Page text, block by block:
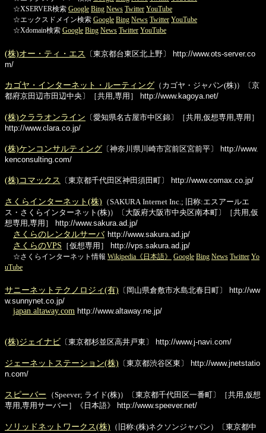
☆XSERVER検索 Google Bing News Twitter YouTube
☆エックスドメイン検索 Google Bing News Twitter YouTube
☆Xdomain検索 Google Bing News Twitter YouTube
(株)オー・ティ・エス 〔東京都台東区北上野〕
http://www.ots-server.co
m/
カゴヤ・インターネット・ルーティング （カゴヤ・ジャパン(株)）〔京
都府京田辺市田辺中央〕［共用,専用］
http://www.kagoya.net/
(株)クララオンライン 〔愛知県名古屋市中区錦〕［共用,仮想専用,専用］
http://www.clara.co.jp/
(株)ケンコンサルティング 〔神奈川県川崎市宮前区宮前平〕
http://www.
kenconsulting.com/
(株)コマックス 〔東京都千代田区神田須田町〕 http://www.comax.co.jp/
さくらインターネット(株) （SAKURA Internet Inc.; 旧称:エスアールエ
ス・さくらインターネット(株)）〔大阪府大阪市中央区南本町〕［共用,仮
想専用,専用］
http://www.sakura.ad.jp/
さくらのレンタルサーバ http://www.sakura.ad.jp/
さくらのVPS ［仮想専用］
http://vps.sakura.ad.jp/
☆さくらインターネット情報 Wikipedia《日本語》 Google Bing News Twitter Yo
uTube
サニーネットテクノロジィ(有) 〔岡山県倉敷市水島北春日町〕
http://ww
w.sunnynet.co.jp/
japan.altaway.com http://www.altaway.ne.jp/
(株)ジェイナビ 〔東京都杉並区高井戸東〕 http://www.j-navi.com/
ジェーネットステーション(株) 〔東京都渋谷区東〕
http://www.jnetstatio
n.com/
スピーバー
（Speever; ライド(株)）〔東京都千代田区一番町〕［共用,仮想
専用,専用サーバー］《日本語》
http://www.speever.net/
ソリッドネットワークス(株) （旧称:(株)ネクソンジャパン）〔東京都中